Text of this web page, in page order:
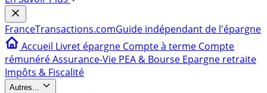
FranceTransactions.comGuide indépendant de l'épargne
Accueil Livret épargne Compte à terme Compte
rémunéréAssurance-Vie PEA & Bourse Epargne retraite
Impôts & Fiscalité
Autres...